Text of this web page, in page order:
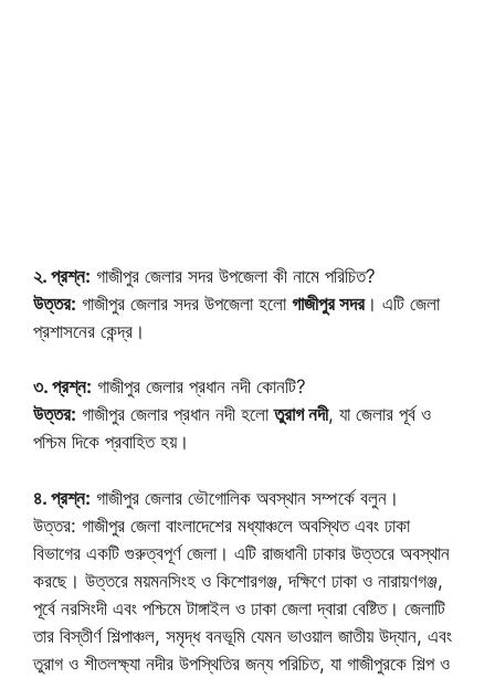
২. প্রশ্ন: গাজীপুর জেলার সদর উপজেলা কী নামে পরিচিত?
উত্তর: গাজীপুর জেলার সদর উপজেলা হলো গাজীপুর সদর। এটি জেলা
প্রশাসনের কেন্দ্র।
৩. প্রশ্ন: গাজীপুর জেলার প্রধান নদী কোনটি?
উত্তর: গাজীপুর জেলার প্রধান নদী হলোতুরাগ নদী, যা জেলার পূর্ব ও
পশ্চিম দিকে প্রবাহিত হয়।
৪. প্রশ্ন: গাজীপুর জেলার ভৌগোলিক অবস্থান সম্পর্কে বলুন।
উত্তর: গাজীপুর জেলা বাংলাদেশের মধ্যাঞ্চলে অবস্থিত এবং ঢাকা
বিভাগের একটি গুরুত্বপূর্ণ জেলা। এটি রাজধানী ঢাকার উত্তরে অবস্থান
করছে। উত্তরে ময়মনসিংহ ও কিশোরগঞ্জ, দক্ষিণে ঢাকা ও নারায়ণগঞ্জ,
পূর্বে নরসিংদী এবং পশ্চিমে টাঙ্গাইল ও ঢাকা জেলা দ্বারা বেষ্টিত। জেলাটি
তার বিস্তীর্ণ শিল্পাঞ্চল, সমৃদ্ধ বনভূমি যেমন ভাওয়াল জাতীয় উদ্যান, এবং
তুরাগ ও শীতলক্ষ্যা নদীর উপস্থিতির জন্য পরিচিত, যা গাজীপুরকে শিল্প ও